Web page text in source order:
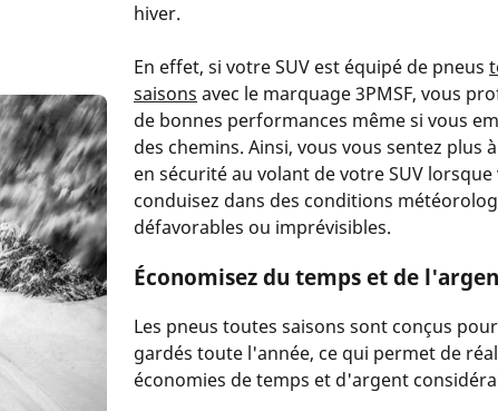
hiver.
En effet, si votre SUV est équipé de pneus
saisons avec le marquage 3PMSF, vous
de bonnes performances même si vous
des chemins. Ainsi, vous vous sentez plus
en sécurité au volant de votre SUV lorsque
conduisez dans des conditions
défavorables ou imprévisibles.
Économisez du temps et de
Les pneus toutes saisons sont conçus
gardés toute l'année, ce qui permet de
économies de temps et d'argent